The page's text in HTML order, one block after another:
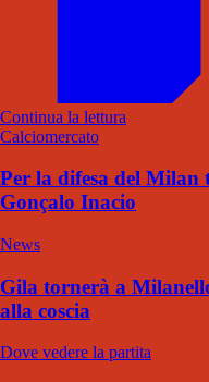
Continua la lettura
Calciomercato
Per la difesa del
Gonçalo Inacio
News
Gila tornerà a
alla coscia
Dove vedere la partita